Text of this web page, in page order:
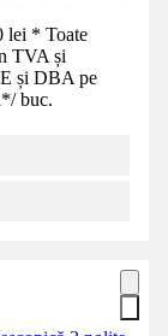
lei * Toate
TVA și
și DBA pe
*/ buc.